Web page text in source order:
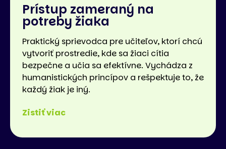
Prístup zameraný na
potreby žiaka
Praktický sprievodca pre učiteľov, ktorí chcú
vytvoriť prostredie, kde sa žiaci cítia
bezpečne a učia sa efektívne. Vychádza z
humanistických princípov a rešpektuje to, že
každý žiak je iný.
Zistiť viac